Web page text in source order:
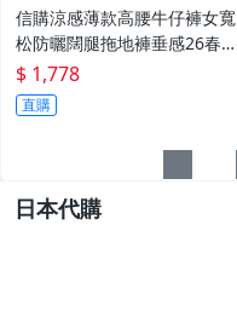
信購涼感薄款高腰牛仔褲女寬
松防曬闊腿拖地褲垂感26春夏
松弛感
$ 1,778
直購
日本代購